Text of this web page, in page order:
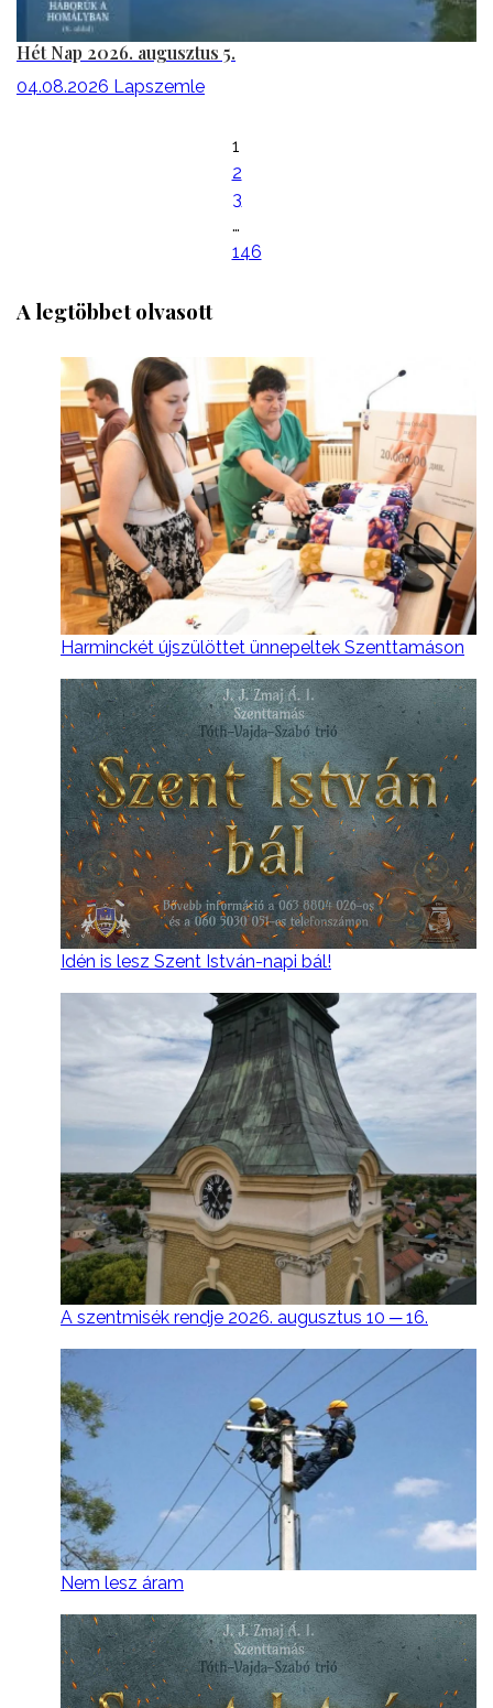
Hét Nap 2026. augusztus 5.
04.08.2026 Lapszemle
1
2
3
…
146
A legtöbbet olvasott
Harminckét újszülöttet ünnepeltek Szenttamáson
Idén is lesz Szent István-napi bál!
A szentmisék rendje 2026. augusztus 10 ─ 16.
Nem lesz áram